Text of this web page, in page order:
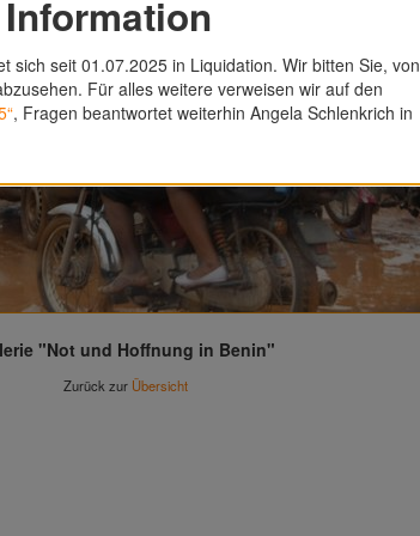
"Not und Hoffnung in Benin"
Zurück zur Übersicht
sich seit 01.07.2025 in Liquidation. Wir bitten Sie, von
Für alles weitere verweisen wir auf den
, Fragen beantwortet weiterhin Angela Schlenkrich in